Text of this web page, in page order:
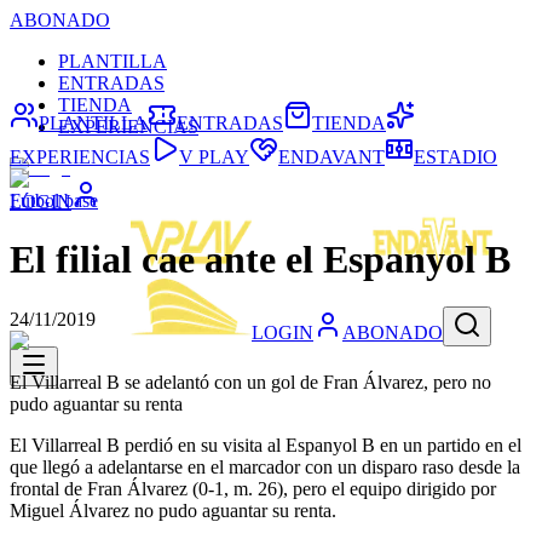
ABONADO
PLANTILLA
ENTRADAS
TIENDA
EXPERIENCIAS
LOGIN
LOGIN ABONADO
PLANTILLA ENTRADAS
TIENDA
EXPERIENCIAS
V PLAY ENDAVANT ESTADIO
Fútbol base
El filial cae ante el Espanyol B
24/11/2019
El Villarreal B se adelantó con un gol de Fran Álvarez, pero no
pudo aguantar su renta
El Villarreal B perdió en su visita al Espanyol B en un partido en el
que llegó a adelantarse en el marcador con un disparo raso desde la
frontal de Fran Álvarez (0-1, m. 26), pero el equipo dirigido por
Miguel Álvarez no pudo aguantar su renta.